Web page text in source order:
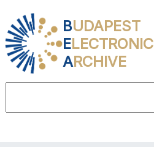
BUDAPEST
ELECTRONIC
ARCHIVE